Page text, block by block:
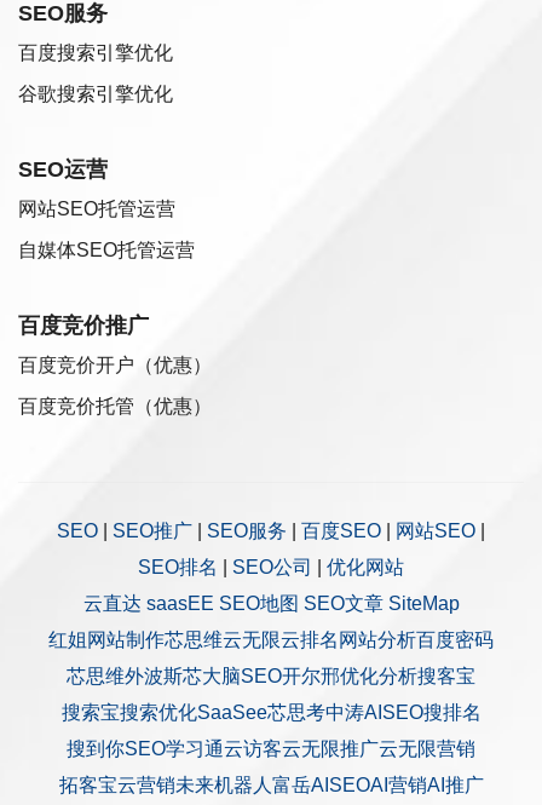
SEO服务
百度搜索引擎优化
谷歌搜索引擎优化
SEO运营
网站SEO托管运营
自媒体SEO托管运营
百度竞价推广
百度竞价开户（优惠）
百度竞价托管（优惠）
SEO SEO推广 SEO服务 百度SEO 网站SEO
SEO排名
SEO公司
优化网站
云直达 saasEE SEO地图 SEO文章 SiteMap
红姐网站制作芯思维云无限云排名 网站分析百度密码
芯思维外波斯芯大脑SEO开尔邢优化分析搜客宝
搜索宝搜索优化SaaSee芯思考中涛AISEO搜排名
搜到你SEO学习通云访客云无限推广云无限营销
拓客宝云营销未来机器人 富岳AISEOAI营销AI推广